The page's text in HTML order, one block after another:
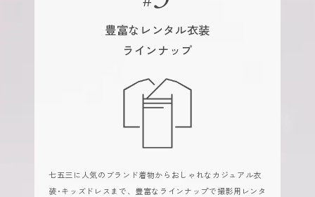
豊富なレンタル衣装
ラインナップ
七五三に人気のブランド着物からおしゃれなカジュアル衣
装･キッズドレスまで、豊富なラインナップで撮影用レンタ